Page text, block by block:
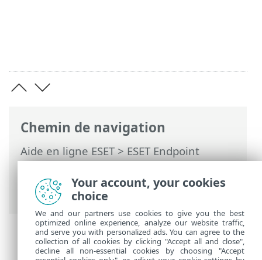
Chemin de navigation
Aide en ligne ESET>ESET Endpoint
Security>Configuration avancée>
Analyses
>Analyse de l'appareil>
Analyse en cas d'inactivité
Your account, your cookies
choice
We and our partners use cookies to give you the best
optimized online experience, analyze our website traffic,
and serve you with personalized ads. You can agree to the
collection of all cookies by clicking "Accept all and close",
decline all non-essential cookies by choosing "Accept